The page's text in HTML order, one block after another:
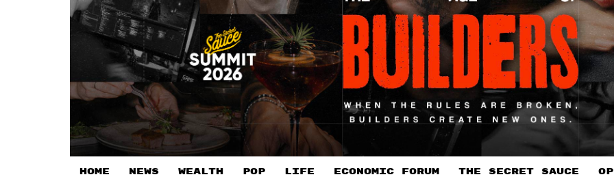
HOME NEWS WEALTH POP LIFE ECONOMIC FORUM THE SECRET SAUCE​